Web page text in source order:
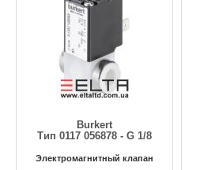
Burkert
Тип 0117 056878 - G 1/8
Электромагнитный клапан